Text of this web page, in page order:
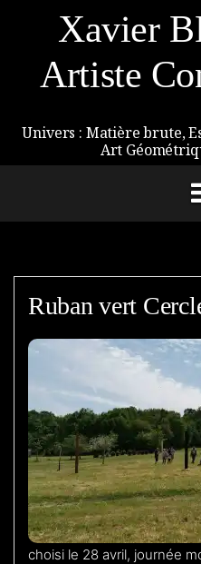
Xavier
Artiste
Univers : Matière brute,
Art
Ruban vert
choisi le 28 avril, journée